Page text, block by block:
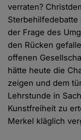
verraten?
Sterbehilfedebatte
der Frage des
den Rücken
offenen
hätte heute die
zeigen und dem
Lehrstunde in
Kunstfreiheit zu
Merkel kläglich